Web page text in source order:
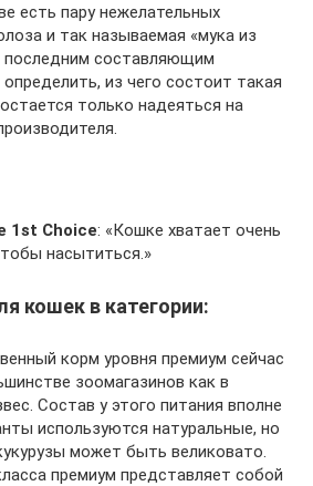
есть пару нежелательных
и так называемая «мука из
составляющим
из чего состоит такая
только надеяться на
1st Choice: «Кошке хватает очень
насытиться.»
кошек в категории:
корм уровня премиум сейчас
зоомагазинов как в
Состав у этого питания вполне
используются натуральные, но
может быть великовато.
премиум представляет собой